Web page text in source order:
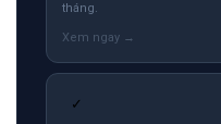
tháng.
✓